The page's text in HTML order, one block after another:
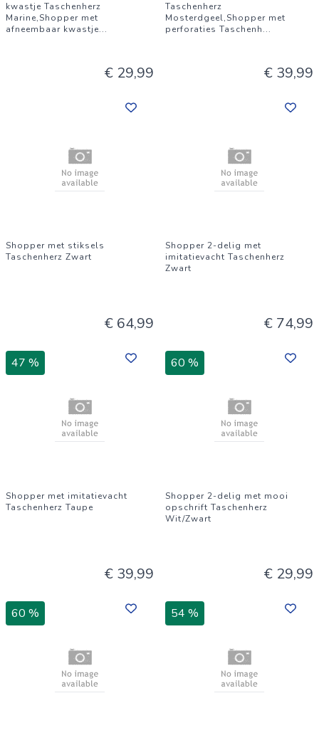
kwastje Taschenherz
Marine,Shopper met
afneembaar kwastje...
€ 29,99
Taschenherz
Mosterdgeel,Shopper met
perforaties Taschenh...
€ 39,99
Shopper met stiksels
Taschenherz Zwart
€ 64,99
Shopper 2-delig met
imitatievacht Taschenherz
Zwart
€ 74,99
47 %
Shopper met imitatievacht
Taschenherz Taupe
€ 39,99
60 %
Shopper 2-delig met mooi
opschrift Taschenherz
Wit/Zwart
€ 29,99
60 % 54 %